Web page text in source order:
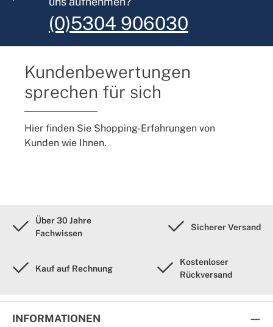
(0)5304 906030
Kundenbewertungen
sprechen für sich
Hier finden Sie Shopping-Erfahrungen von
Kunden wie Ihnen.
Über 30 Jahre
Fachwissen
Sicherer Versand
Kauf auf Rechnung
Kostenloser
Rückversand
INFORMATIONEN